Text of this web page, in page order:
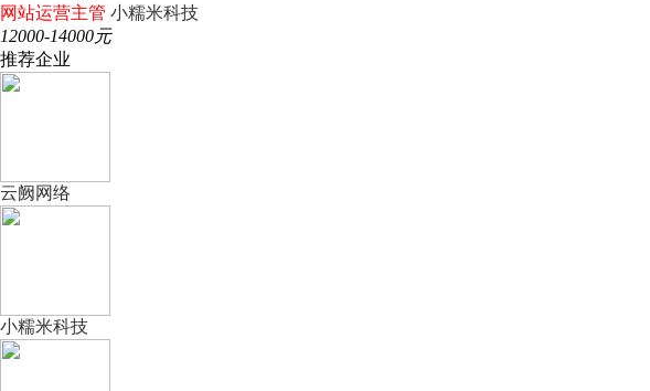
网站运营主管 小糯米科技
12000-14000元
推荐企业
云阙网络
小糯米科技